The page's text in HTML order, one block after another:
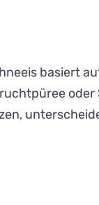
basiert
oder